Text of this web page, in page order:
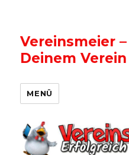
Vereinsmeier
Deinem Verein
MENÜ